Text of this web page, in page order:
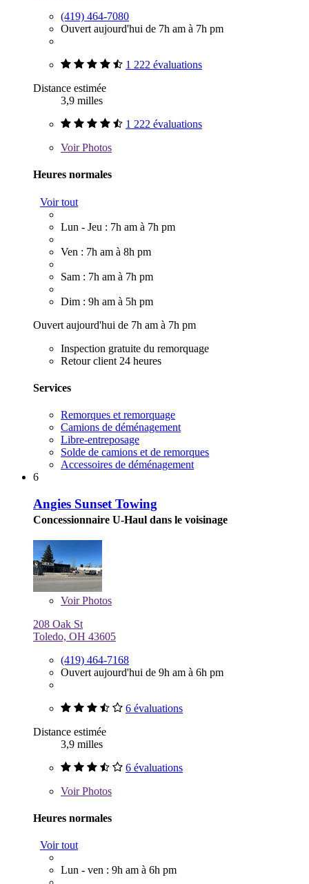
(419) 464-7080
Ouvert aujourd'hui de 7h am à 7h pm
1 222 évaluations
Distance estimée
3,9 milles
1 222 évaluations
VoirPhotos
Heures normales
Voir tout
Lun - Jeu : 7h am à 7h pm
Ven : 7h am à 8h pm
Sam : 7h am à 7h pm
Dim : 9h am à 5h pm
Ouvert aujourd'hui de 7h am à 7h pm
Inspection gratuite du remorquage
Retour client 24 heures
Services
Remorques et remorquage
Camions de déménagement
Libre-entreposage
Solde de camions et de remorques
Accessoires de déménagement
6
Angies Sunset Towing
Concessionnaire U-Haul dans le voisinage
VoirPhotos
208 Oak St
Toledo, OH 43605
(419) 464-7168
Ouvert aujourd'hui de 9h am à 6h pm
6 évaluations
Distance estimée
3,9 milles
6 évaluations
VoirPhotos
Heures normales
Voir tout
Lun - ven : 9h am à 6h pm